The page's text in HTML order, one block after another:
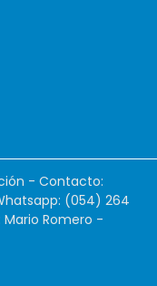
- Contacto:
(054) 264
Romero -